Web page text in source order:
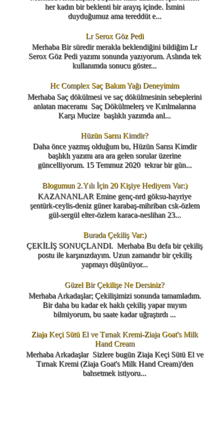
her kadın bir beklenti bir arayış içinde. İsmini
duyduğumuz ama tereddüt e...
Lr Serox Göz Pedi
Merhaba Bir süredir merakla beklendiğini bildiğim Lr
Serox Göz Pedi yazımı sonunda yazıyorum. Aslında tek
kullanımda sonucu göster...
Hc Complex Saç Bakım Yağı Deneyimim
Merhaba Saç dökülmesi ve saç dökülmesinin sebeplerini
anlatan maceramı Saç Dökülmelerş ve Kırılmalarına
Karşı Mucize başlıklı yazımda anl...
Hüzün Sarısı Kimdir?
Daha önce yazmış olduğum bu, Hüzün Sarısı Kimdir
başlıklı yazımı ara ara gelen sorular üzerine
güncelliyorum. 15 Temmuz 2020 tekrar bir gün...
Blogumun 2.Yılı İçin 20 Kişiye Hediyem Var:)
KAZANANLAR Emine genç-nrd göksu-hayriye
şentürk-ceylis-deniz güner karabaş-mihriban csk-özlem
gül-sergül elter-özlem karaca-neslihan 23...
Burada Çekiliş Var:)
ÇEKİLİŞ SONUÇLANDI. Merhaba Bu defa bir çekiliş
postu ile karşınızdayım. Uzun zamandır bir çekiliş
yapmayı düşünüyor...
Güzel Bir Çekilişe Ne Dersiniz?
Merhaba Arkadaşlar; Çekilişimizi sonunda tamamladım.
Bir daha bu kadar ek haklı çekiliş yapar mıyım
bilmiyorum, bu saate kadar uğraştırdı ...
Ziaja Keçi Sütü El ve Tırnak Kremi-Ziaja Goat's Milk
Hand Cream
Merhaba Arkadaşlar Sizlere bugün Ziaja Keçi Sütü El ve
Tırnak Kremi (Ziaja Goat's Milk Hand Cream)'den
bahsetmek istiyoru...